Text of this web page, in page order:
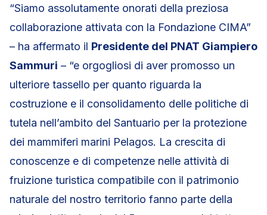
“Siamo assolutamente onorati della preziosa
collaborazione attivata con la Fondazione CIMA”
– ha affermato il Presidente del PNAT Giampiero
Sammuri – “e orgogliosi di aver promosso un
ulteriore tassello per quanto riguarda la
costruzione e il consolidamento delle politiche di
tutela nell’ambito del Santuario per la protezione
dei mammiferi marini Pelagos. La crescita di
conoscenze e di competenze nelle attività di
fruizione turistica compatibile con il patrimonio
naturale del nostro territorio fanno parte della